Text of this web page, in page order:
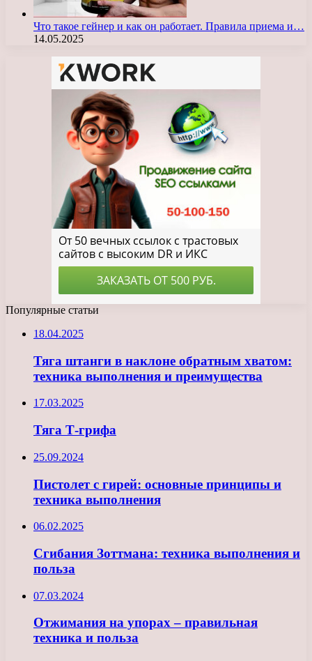
Что такое гейнер и как он работает. Правила приема и…
14.05.2025
Популярные статьи
18.04.2025
Тяга штанги в наклоне обратным хватом:
техника выполнения и преимущества
17.03.2025
Тяга Т-грифа
25.09.2024
Пистолет с гирей: основные принципы и
техника выполнения
06.02.2025
Сгибания Зоттмана: техника выполнения и
польза
07.03.2024
Отжимания на упорах – правильная
техника и польза